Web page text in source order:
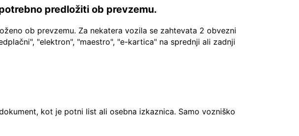
predložiti ob prevzemu.
ob prevzemu. Za nekatera vozila se zahtevata 2 obvezni
"elektron", "maestro", "e-kartica" na sprednji ali zadnji
kot je potni list ali osebna izkaznica. Samo vozniško